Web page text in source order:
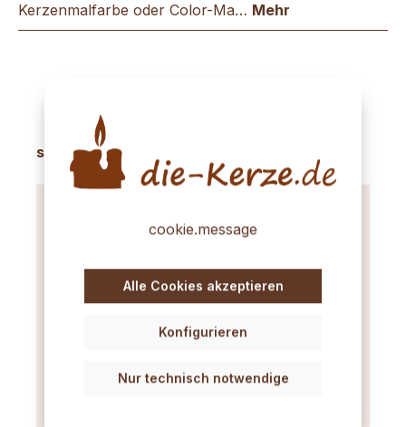
Kerzenmalfarbe oder Color-Ma… Mehr
Produktgalerie überspringen
sinnvolles Zubehör
cookie.message
Nur technisch notwendige
Konfigurieren
Alle Cookies akzeptieren